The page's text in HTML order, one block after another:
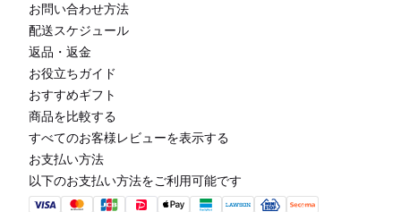
お問い合わせ方法
配送スケジュール
返品・返金
お役立ちガイド
おすすめギフト
商品を比較する
すべてのお客様レビューを表示する
お支払い方法
以下のお支払い方法をご利用可能です